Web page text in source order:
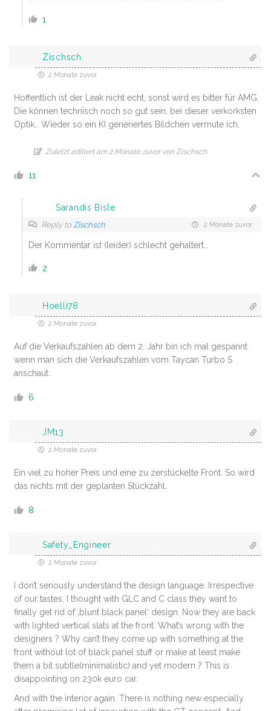
1
Zischsch
2 Monate zuvor
Hoffentlich ist der Leak nicht echt, sonst wird es bitter für AMG.
Die können technisch noch so gut sein, bei dieser verkorksten
Optik… Wieder so ein KI generiertes Bildchen vermute ich.
Zuletzt editiert am 2 Monate zuvor von Zischsch
11
Sarandis Bisle
Reply to Zischsch 2 Monate zuvor
Der Kommentar ist (leider) schlecht gehaltert…
2
Hoelli78
2 Monate zuvor
Auf die Verkaufszahlen ab dem 2. Jahr bin ich mal gespannt
wenn man sich die Verkaufszahlen vom Taycan Turbo S
anschaut.
6
JM13
2 Monate zuvor
Ein viel zu hoher Preis und eine zu zerstückelte Front. So wird
das nichts mit der geplanten Stückzahl.
8
Safety_Engineer
2 Monate zuvor
I don’t seriously understand the design language. Irrespective
of our tastes, I thought with GLC and C class they want to
finally get rid of ‚blunt black panel‘ design. Now they are back
with lighted vertical slats at the front. What’s wrong with the
designers ? Why can’t they come up with something at the
front without lot of black panel stuff or make at least make
them a bit subtle(minimalistic) and yet modern ? This is
disappointing on 230k euro car.
And with the interior again. There is nothing new especially